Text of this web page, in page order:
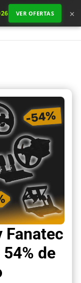
VER OFERTAS ×
Fanatec
de